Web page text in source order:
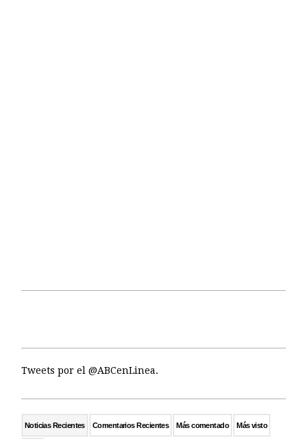
Tweets por el @ABCenLinea.
Noticias Recientes Comentarios Recientes Más comentado Más visto